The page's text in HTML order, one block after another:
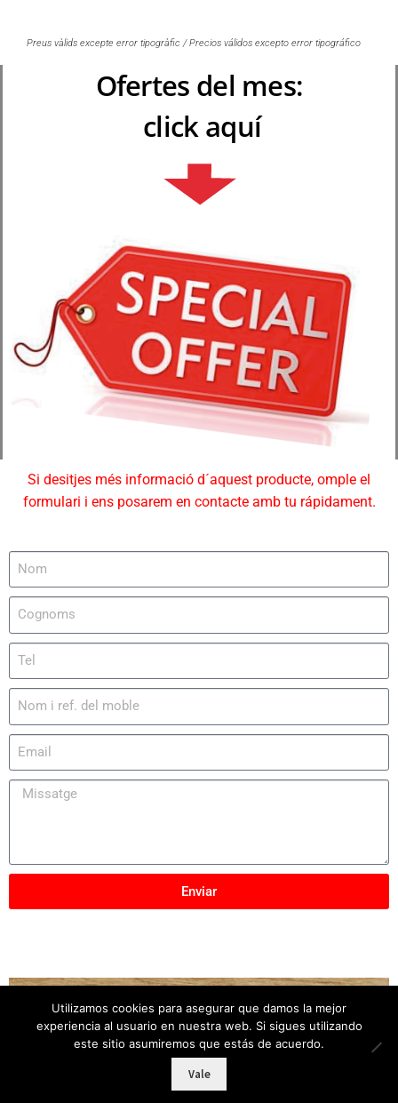
Preus vàlids excepte error tipogràfic / Precios válidos excepto error tipográfico
Ofertes del mes:
click aquí
Si desitjes més informació d´aquest producte, omple el
formulari i ens posarem en contacte amb tu rápidament.
Enviar
Copyright © 2025 Mobles Elber – Tots els drets
reservats
Utilizamos cookies para asegurar que damos la mejor
experiencia al usuario en nuestra web. Si sigues utilizando
este sitio asumiremos que estás de acuerdo.
Vale